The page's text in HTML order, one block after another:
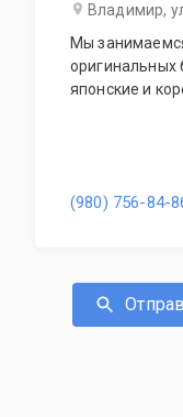
Владимир,
Мы
оригинальных
японские и
(980) 756-84-